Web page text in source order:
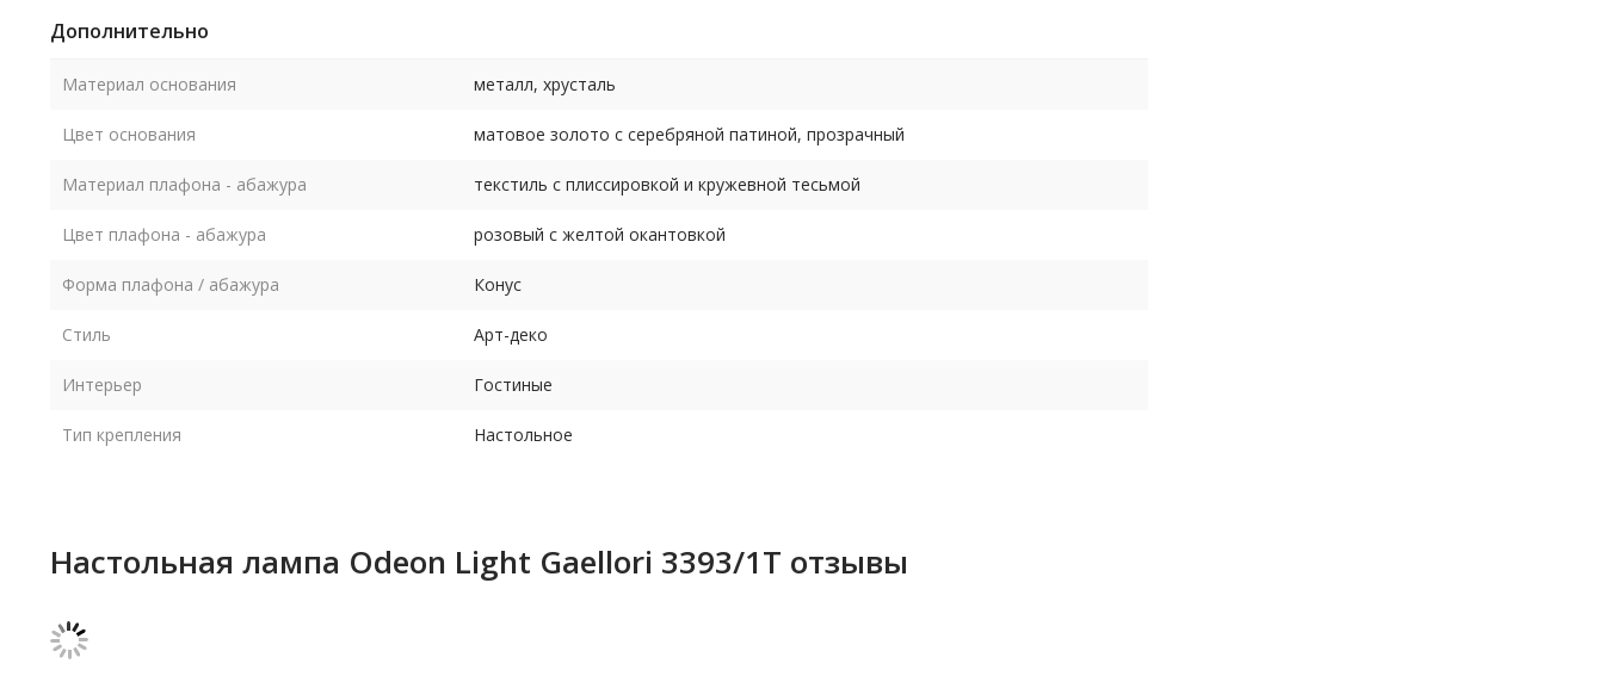
Дополнительно
Материал основания металл, хрусталь
Цвет основания матовое золото с серебряной патиной, прозрачный
Материал плафона - абажура текстиль с плиссировкой и кружевной тесьмой
Цвет плафона - абажура розовый с желтой окантовкой
Форма плафона / абажура Конус
Стиль Арт-деко
Интерьер Гостиные
Тип крепления Настольное
Настольная лампа Odeon Light Gaellori 3393/1T отзывы